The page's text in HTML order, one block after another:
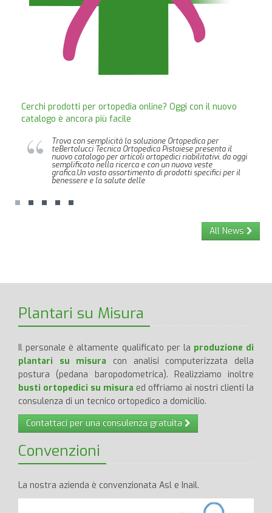
Cerchi prodotti per ortopedia online? Oggi con il nuovo
catalogo è ancora più facile
Trova con semplicità la soluzione Ortopedica per
teBertolucci Tecnica Ortopedica Pistoiese presenta il
nuovo catalogo per articoli ortopedici riabilitativi, da oggi
semplificato nella ricerca e con un nuova veste
grafica.Un vasto assortimento di prodotti specifici per il
benessere e la salute delle
All News
Plantari su Misura
Il personale è altamente qualificato per la produzione di
plantari su misura con analisi computerizzata della
postura (pedana baropodometrica). Realizziamo inoltre
busti ortopedici su misura ed offriamo ai nostri clienti la
consulenza di un tecnico ortopedico a domicilio.
Contattaci per una consulenza gratuita
Convenzioni
La nostra azienda è convenzionata Asl e Inail.